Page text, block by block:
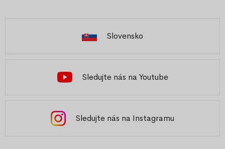
Slovensko
Sledujte nás na Youtube
Sledujte nás na Instagramu